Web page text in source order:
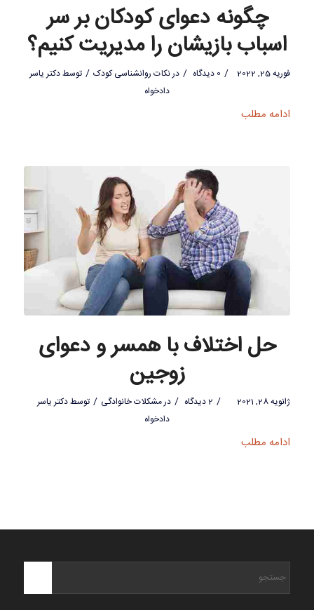
چگونه دعوای کودکان بر سر
اسباب بازیشان را مدیریت کنیم؟
فوریه 25, 2022 / 0 دیدگاه / درنکات روانشناسی کودک / توسطدکتر یاسر
دادخواه
ادامه مطلب
حل اختلاف با همسر و دعوای
زوجین
ژانویه 28, 2021 / 2 دیدگاه / درمشکلات خانوادگی / توسطدکتر یاسر
دادخواه
ادامه مطلب